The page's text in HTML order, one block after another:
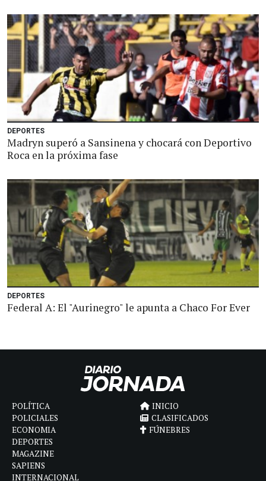
DEPORTES
Madryn superó a Sansinena y chocará con Deportivo
Roca en la próxima fase
DEPORTES
Federal A: El "Aurinegro" le apunta a Chaco For Ever
POLÍTICA
POLICIALES
ECONOMIA
DEPORTES
MAGAZINE
SAPIENS
INTERNACIONAL
INICIO
CLASIFICADOS
FÚNEBRES